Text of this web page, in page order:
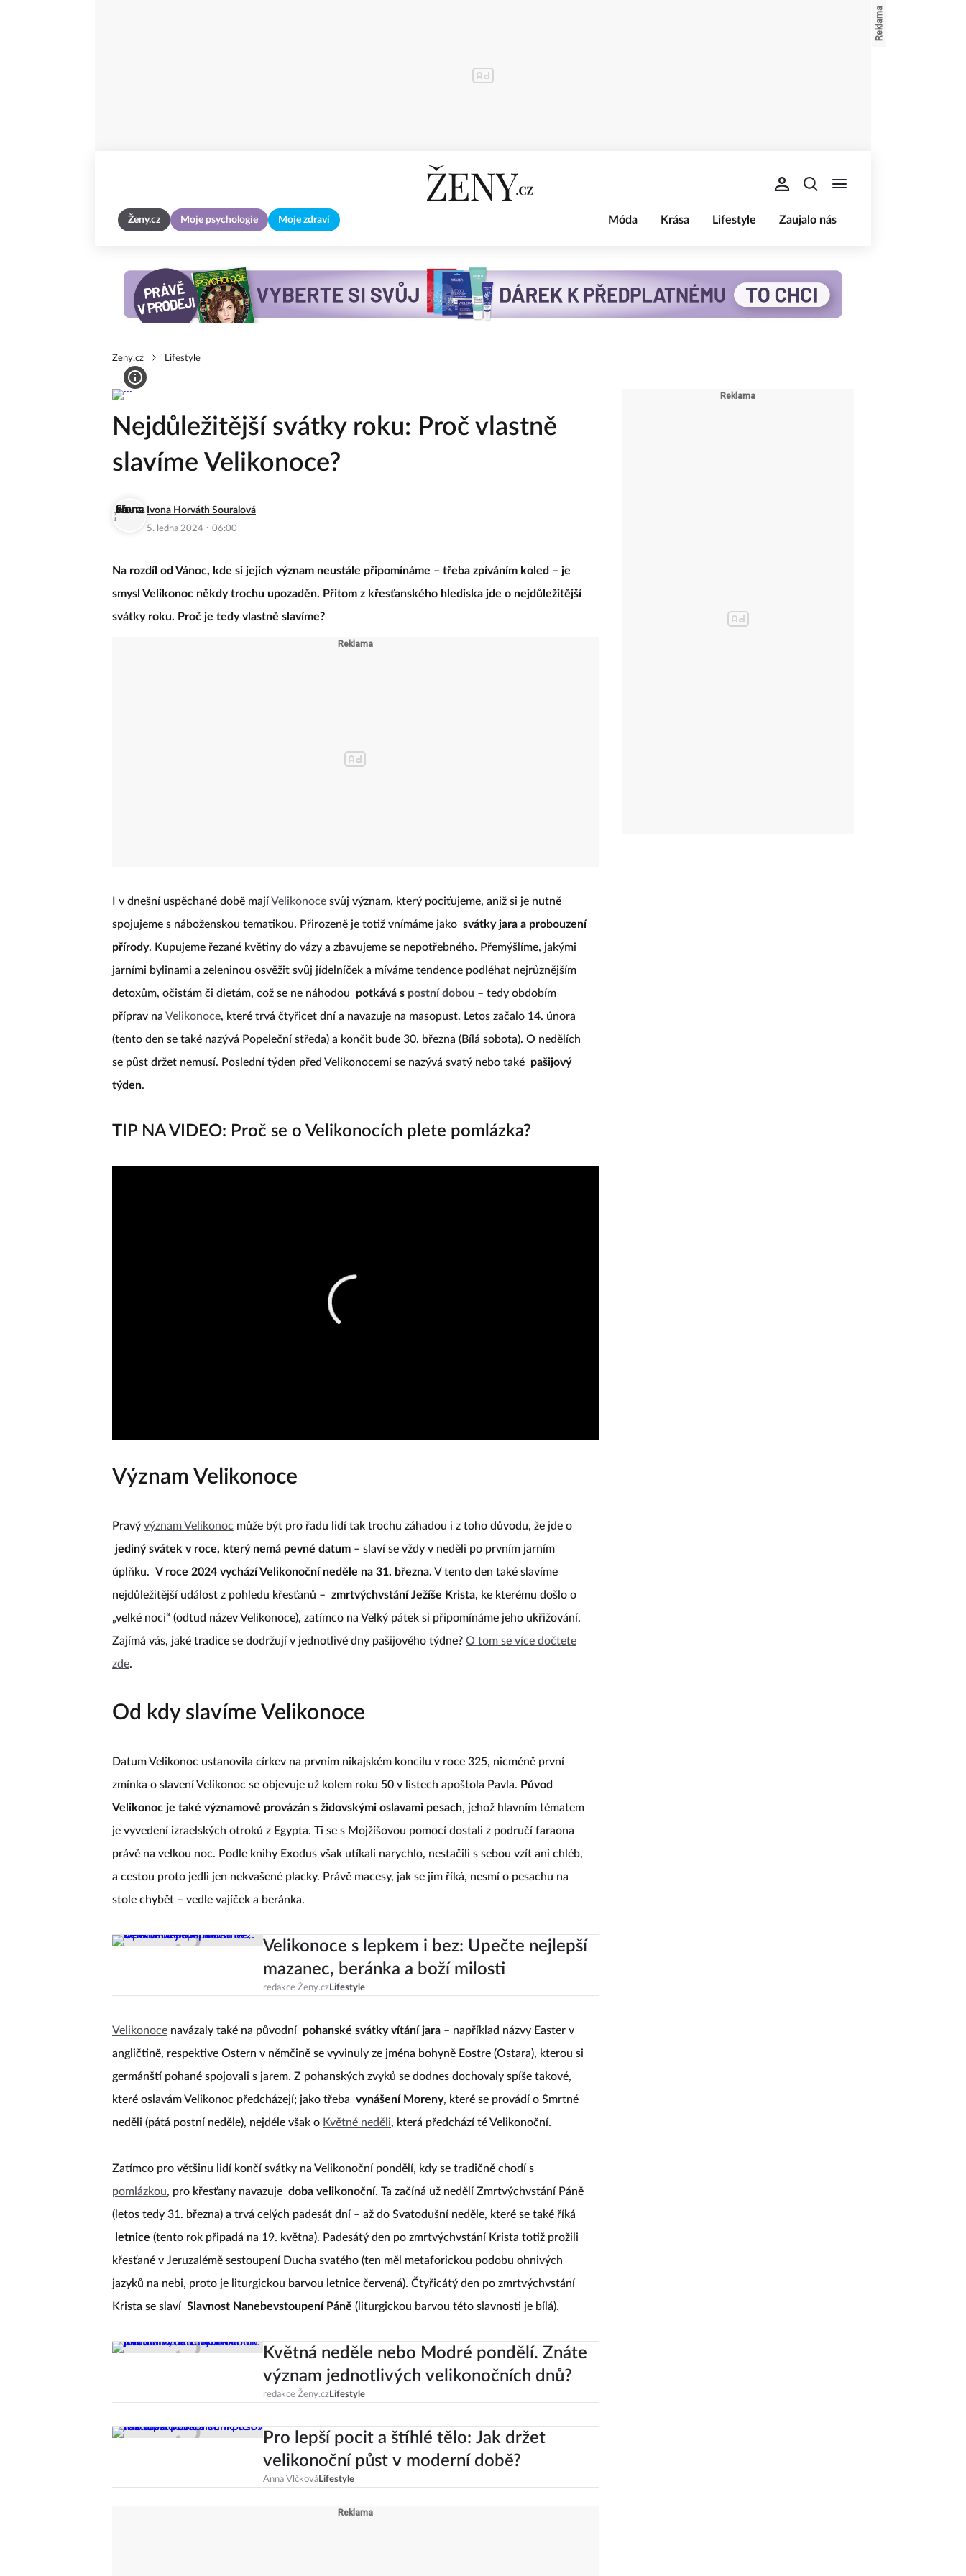
Ženy.cz Moje psychologie Moje zdraví Móda Krása Lifestyle Zaujalo nás
Zeny.cz Lifestyle
Nejdůležitější svátky roku: Proč vlastně
slavíme Velikonoce?
Ivona Horváth Souralová
5. ledna 2024 · 06:00
Na rozdíl od Vánoc, kde si jejich význam neustále připomínáme – třeba zpíváním koled – je
smysl Velikonoc někdy trochu upozaděn. Přitom z křesťanského hlediska jde o nejdůležitější
svátky roku. Proč je tedy vlastně slavíme?
I v dnešní uspěchané době majíVelikonoce svůj význam, který pociťujeme, aniž si je nutně
spojujeme s náboženskou tematikou. Přirozeně je totiž vnímáme jako svátky jara a probouzení
přírody. Kupujeme řezané květiny do vázy a zbavujeme se nepotřebného. Přemýšlíme, jakými
jarními bylinami a zeleninou osvěžit svůj jídelníček a míváme tendence podléhat nejrůznějším
detoxům, očistám či dietám, což se ne náhodou
potkává s postní dobou – tedy obdobím
příprav na Velikonoce, které trvá čtyřicet dní a navazuje na masopust. Letos začalo 14. února
(tento den se také nazývá Popeleční středa) a končit bude 30. března (Bílá sobota). O nedělích
se půst držet nemusí. Poslední týden před Velikonocemi se nazývá svatý nebo také pašijový
týden.
TIP NA VIDEO: Proč se o Velikonocích plete pomlázka?
Význam Velikonoce
Pravý význam Velikonoc může být pro řadu lidí tak trochu záhadou i z toho důvodu, že jde o
jediný svátek v roce, který nemá pevné datum – slaví se vždy v neděli po prvním jarním
úplňku. V roce 2024 vychází Velikonoční neděle na 31. března. V tento den také slavíme
nejdůležitější událost z pohledu křesťanů – zmrtvýchvstání Ježíše Krista, ke kterému došlo o
„velké noci“ (odtud název Velikonoce), zatímco na Velký pátek si připomínáme jeho ukřižování.
Zajímá vás, jaké tradice se dodržují v jednotlivé dny pašijového týdne? O tom se více dočtete
zde.
Od kdy slavíme Velikonoce
Datum Velikonoc ustanovila církev na prvním nikajském koncilu v roce 325, nicméně první
zmínka o slavení Velikonoc se objevuje už kolem roku 50 v listech apoštola Pavla. Původ
Velikonoc je také významově provázán s židovskými oslavami pesach, jehož hlavním tématem
je vyvedení izraelských otroků z Egypta. Ti se s Mojžíšovou pomocí dostali z područí faraona
právě na velkou noc. Podle knihy Exodus však utíkali narychlo, nestačili s sebou vzít ani chléb,
a cestou proto jedli jen nekvašené placky. Právě macesy, jak se jim říká, nesmí o pesachu na
stole chybět – vedle vajíček a beránka.
Velikonoce s lepkem i bez: Upečte nejlepší
mazanec, beránka a boží milosti
redakce Ženy.czLifestyle
Velikonoce navázaly také na původní pohanské svátky vítání jara – například názvy Easter v
angličtině, respektive Ostern v němčině se vyvinuly ze jména bohyně Eostre (Ostara), kterou si
germánští pohané spojovali s jarem. Z pohanských zvyků se dodnes dochovaly spíše takové,
které oslavám Velikonoc předcházejí; jako třeba vynášení Moreny, které se provádí o Smrtné
neděli (pátá postní neděle), nejdéle však o Květné neděli, která předchází té Velikonoční.
Zatímco pro většinu lidí končí svátky na Velikonoční pondělí, kdy se tradičně chodí s
pomlázkou, pro křesťany navazuje doba velikonoční. Ta začíná už nedělí Zmrtvýchvstání Páně
(letos tedy 31. března) a trvá celých padesát dní – až do Svatodušní neděle, které se také říká
letnice (tento rok připadá na 19. května). Padesátý den po zmrtvýchvstání Krista totiž prožili
křesťané v Jeruzalémě sestoupení Ducha svatého (ten měl metaforickou podobu ohnivých
jazyků na nebi, proto je liturgickou barvou letnice červená). Čtyřicátý den po zmrtvýchvstání
Krista se slaví Slavnost Nanebevstoupení Páně (liturgickou barvou této slavnosti je bílá).
Květná neděle nebo Modré pondělí. Znáte
význam jednotlivých velikonočních dnů?
redakce Ženy.czLifestyle
Pro lepší pocit a štíhlé tělo: Jak držet
velikonoční půst v moderní době?
Anna VlčkováLifestyle